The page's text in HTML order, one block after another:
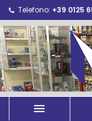
Telefono: +39 0125
